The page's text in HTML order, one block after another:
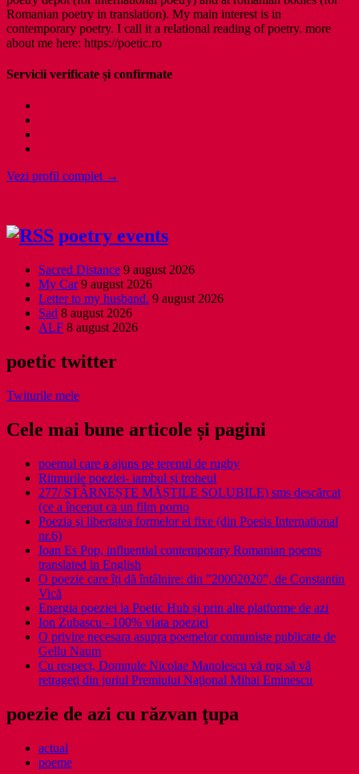
Romanian poetry in translation). My main interest is in
contemporary poetry. I call it a relational reading of poetry. more
about me here: https://poetic.ro
Servicii verificate și confirmate
Vezi profil complet →
poetry events
Sacred Distance 9 august 2026
My Car 9 august 2026
Letter to my husband. 9 august 2026
Sad 8 august 2026
ALF 8 august 2026
poetic twitter
Twiturile mele
Cele mai bune articole și pagini
poemul care a ajuns pe terenul de rugby
Ritmurile poeziei- iambul și troheul
277/ STÂRNEȘTE MĂȘTILE SOLUBILE) sms descărcat
(ce a început ca un film porno
Poezia şi libertatea formelor ei fixe (din Poesis International
nr.6)
Ioan Es Pop, influential contemporary Romanian poems
translated in English
O poezie care îți dă întâlnire: din ”20002020”, de Constantin
Vică
Energia poeziei la Poetic Hub și prin alte platforme de azi
Ion Zubascu - 100% viata poeziei
O privire necesara asupra poemelor comuniste publicate de
Gellu Naum
Cu respect, Domnule Nicolae Manolescu vă rog să vă
retrageţi din juriul Premiului Naţional Mihai Eminescu
poezie de azi cu răzvan ţupa
actual
poeme